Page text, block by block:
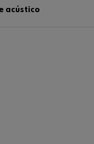
acústico